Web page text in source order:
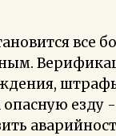
все
опасную езду